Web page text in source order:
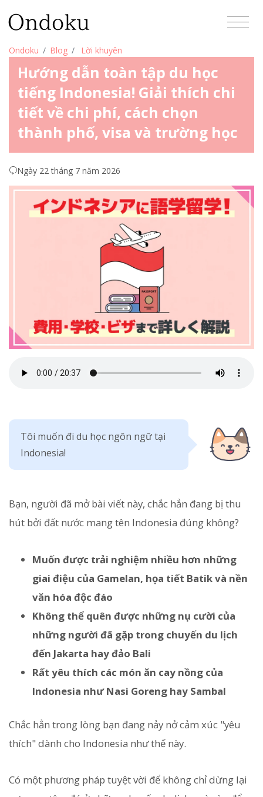
Ondoku Blog Lời khuyên
Hướng dẫn toàn tập du học
tiếng Indonesia! Giải thích chi
tiết về chi phí, cách chọn
thành phố, visa và trường học
Ngày 22 tháng 7 năm 2026
Tôi muốn đi du học ngôn ngữ tại
Indonesia!
Bạn, người đã mở bài viết này, chắc hẳn đang bị thu
hút bởi đất nước mang tên Indonesia đúng không?
Muốn được trải nghiệm nhiều hơn những
giai điệu của Gamelan, họa tiết Batik và nền
văn hóa độc đáo
Không thể quên được những nụ cười của
những người đã gặp trong chuyến du lịch
đến Jakarta hay đảo Bali
Rất yêu thích các món ăn cay nồng của
Indonesia như Nasi Goreng hay Sambal
Chắc hẳn trong lòng bạn đang nảy nở cảm xúc "yêu
thích" dành cho Indonesia như thế này.
Có một phương pháp tuyệt vời để không chỉ dừng lại